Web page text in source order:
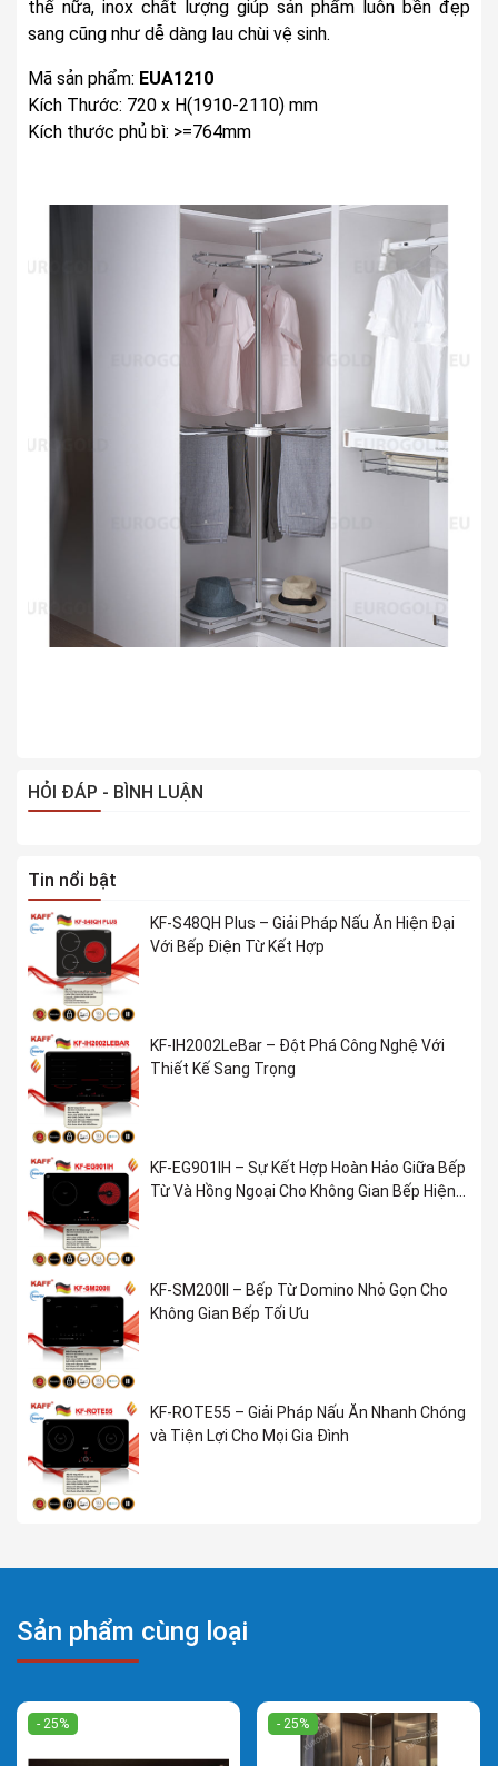
thế nữa, inox chất lượng giúp sản phẩm luôn bền đẹp
sang cũng như dễ dàng lau chùi vệ sinh.
Mã sản phẩm: EUA1210
Kích Thước: 720 x H(1910-2110) mm
Kích thước phủ bì: >=764mm
HỎI ĐÁP - BÌNH LUẬN
Tin nổi bật
KF-S48QH Plus – Giải Pháp Nấu Ăn Hiện Đại
Với Bếp Điện Từ Kết Hợp
KF-IH2002LeBar – Đột Phá Công Nghệ Với
Thiết Kế Sang Trọng
KF-EG901IH – Sự Kết Hợp Hoàn Hảo Giữa Bếp
Từ Và Hồng Ngoại Cho Không Gian Bếp Hiện
KF-SM200II – Bếp Từ Domino Nhỏ Gọn Cho
Không Gian Bếp Tối Ưu
KF-ROTE55 – Giải Pháp Nấu Ăn Nhanh Chóng
và Tiện Lợi Cho Mọi Gia Đình
Sản phẩm cùng loại
- 25% - 25%